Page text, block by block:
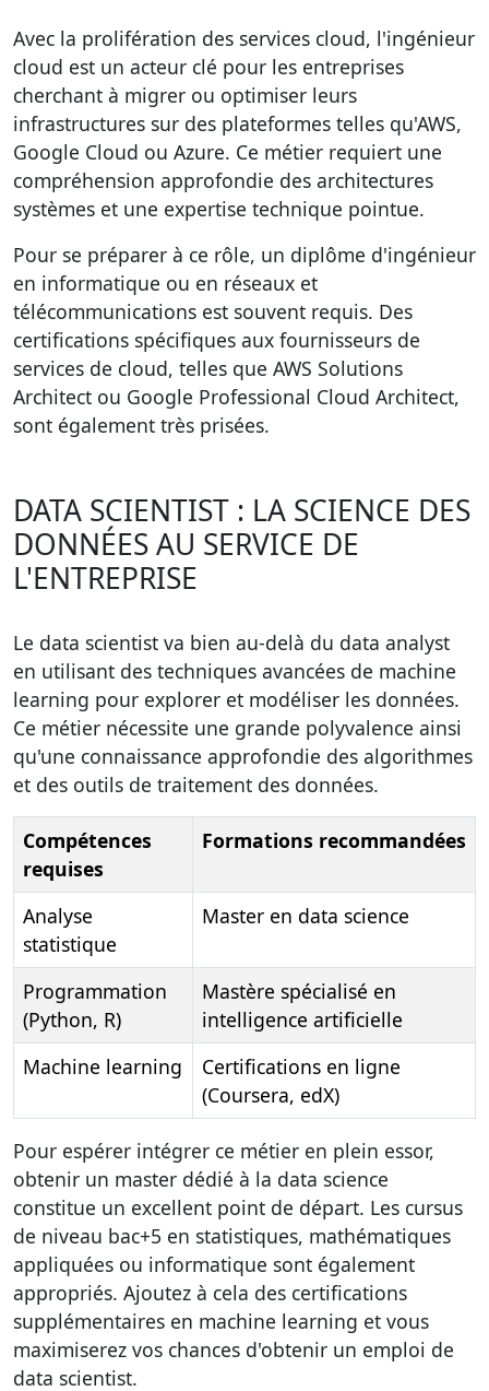
Avec la prolifération des services cloud, l'ingénieur
cloud est un acteur clé pour les entreprises
cherchant à migrer ou optimiser leurs
infrastructures sur des plateformes telles qu'AWS,
Google Cloud ou Azure. Ce métier requiert une
compréhension approfondie des architectures
systèmes et une expertise technique pointue.
Pour se préparer à ce rôle, un diplôme d'ingénieur
en informatique ou en réseaux et
télécommunications est souvent requis. Des
certifications spécifiques aux fournisseurs de
services de cloud, telles que AWS Solutions
Architect ou Google Professional Cloud Architect,
sont également très prisées.
DATA SCIENTIST : LA SCIENCE DES
DONNÉES AU SERVICE DE
L'ENTREPRISE
Le data scientist va bien au-delà du data analyst
en utilisant des techniques avancées de machine
learning pour explorer et modéliser les données.
Ce métier nécessite une grande polyvalence ainsi
qu'une connaissance approfondie des algorithmes
et des outils de traitement des données.
Compétences
requises
Formations recommandées
Analyse
statistique
Master en data science
Programmation
(Python, R)
Mastère spécialisé en
intelligence artificielle
Machine learning
Certifications en ligne
(Coursera, edX)
Pour espérer intégrer ce métier en plein essor,
obtenir un master dédié à la data science
constitue un excellent point de départ. Les cursus
de niveau bac+5 en statistiques, mathématiques
appliquées ou informatique sont également
appropriés. Ajoutez à cela des certifications
supplémentaires en machine learning et vous
maximiserez vos chances d'obtenir un emploi de
data scientist.